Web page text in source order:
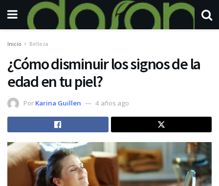
Inicio Belleza
¿Cómo disminuir los signos de la
edad en tu piel?
Por Karina Guillen 4 años ago